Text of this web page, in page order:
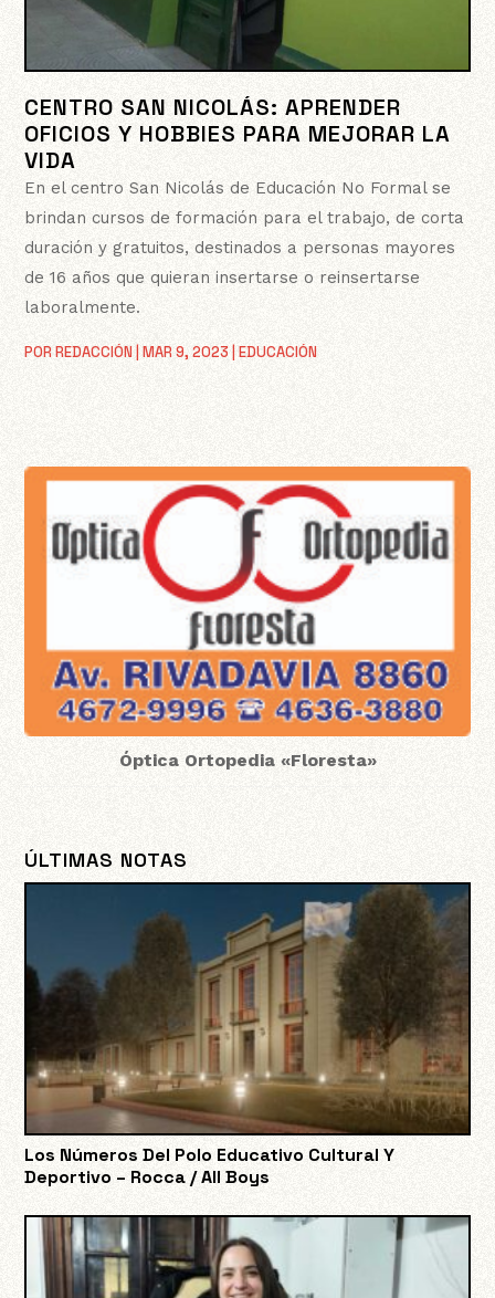
CENTRO SAN NICOLÁS: APRENDER
OFICIOS Y HOBBIES PARA MEJORAR LA
VIDA
PORREDACCIÓN |MAR 9, 2023 |EDUCACIÓN
En el centro San Nicolás de Educación No Formal se
brindan cursos de formación para el trabajo, de corta
duración y gratuitos, destinados a personas mayores
de 16 años que quieran insertarse o reinsertarse
laboralmente.
Óptica Ortopedia «Floresta»
ÚLTIMAS NOTAS
Los Números Del Polo Educativo Cultural Y
Deportivo – Rocca / All Boys